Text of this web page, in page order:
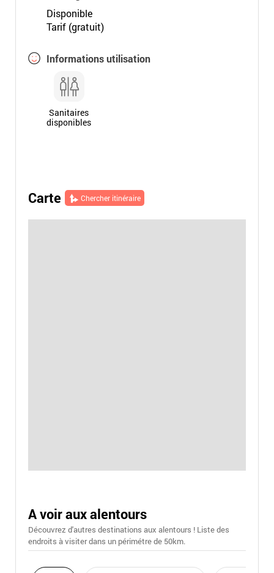
Disponible
Tarif (gratuit)
Informations utilisation
Sanitaires
disponibles
Carte Chercher itinéraire
A voir aux alentours
Découvrez d'autres destinations aux alentours ! Liste des
endroits à visiter dans un périmétre de 50km.